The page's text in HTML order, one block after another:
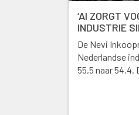
‘AI ZORGT
INDUSTRIE
De Nevi
Nederlandse
55,5 naar 54,4.